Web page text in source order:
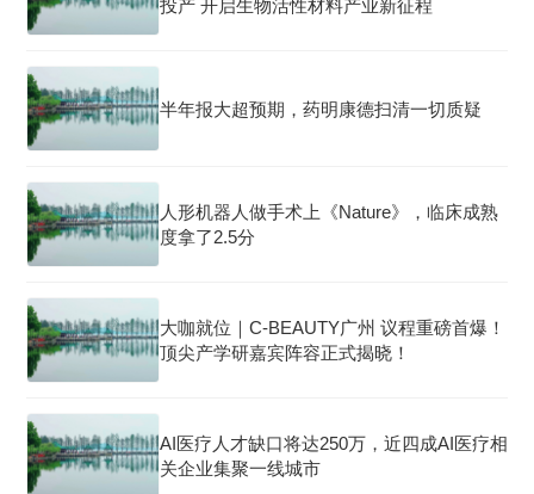
投产 开启生物活性材料产业新征程
半年报大超预期，药明康德扫清一切质疑
人形机器人做手术上《Nature》，临床成熟
度拿了2.5分
大咖就位｜C-BEAUTY广州 议程重磅首爆！
顶尖产学研嘉宾阵容正式揭晓！
AI医疗人才缺口将达250万，近四成AI医疗相
关企业集聚一线城市